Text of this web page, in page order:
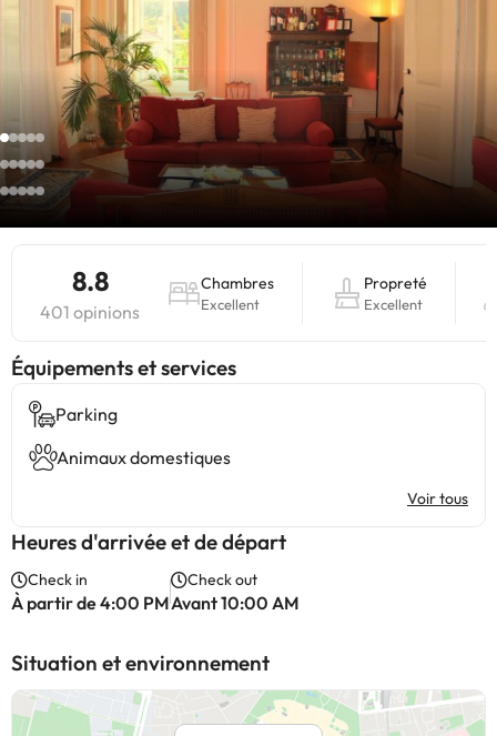
8.8
401 opinions
Chambres
Excellent
Propreté
Excellent
​Équipements et services
Parking
Animaux domestiques
Voir tous
Heures d'arrivée et de départ
Check in
À partir de 4:00 PM
Check out
Avant 10:00 AM
Situation et environnement